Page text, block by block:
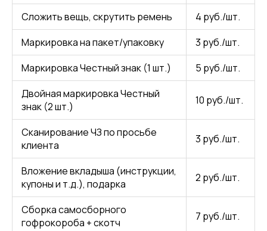
Сложить вещь, скрутить ремень
4 руб./шт.
Маркировка на пакет/упаковку
3 руб./шт.
Маркировка Честный знак (1 шт.)
5 руб./шт.
Двойная маркировка Честный
знак (2 шт.)
10 руб./шт.
Сканирование ЧЗ по просьбе
клиента
3 руб./шт.
Вложение вкладыша (инструкции,
купоны и т.д.), подарка
2 руб./шт.
Сборка самосборного
гофрокороба + скотч
7 руб./шт.